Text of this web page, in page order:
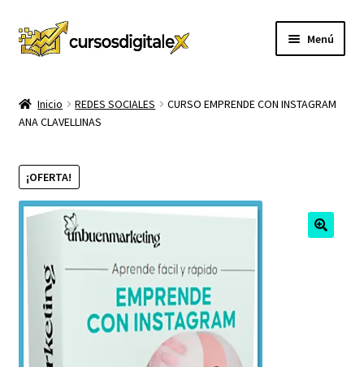
Ir
a
Ir
al
Menú
TIENDA
CURSOS
hijo
MEMBRESIA
CARRITO
CONTACTO
Inicio REDES SOCIALES
CURSO EMPRENDE CON INSTAGRAM
ANA CLAVELLINAS
¡OFERTA!